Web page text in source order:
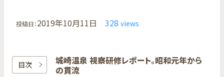
投稿日：2019年10月11日 328 views
目次
城崎温泉 視察研修レポート。​昭和元年から
の​貫流